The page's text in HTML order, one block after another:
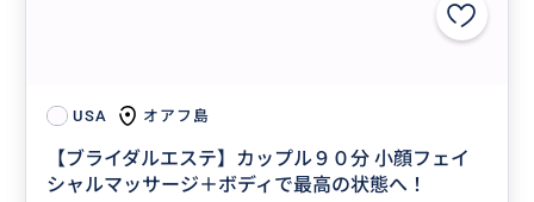
USA オアフ島
【ブライダルエステ】カップル９０分 小顔フェイ
シャルマッサージ＋ボディで最高の状態へ！